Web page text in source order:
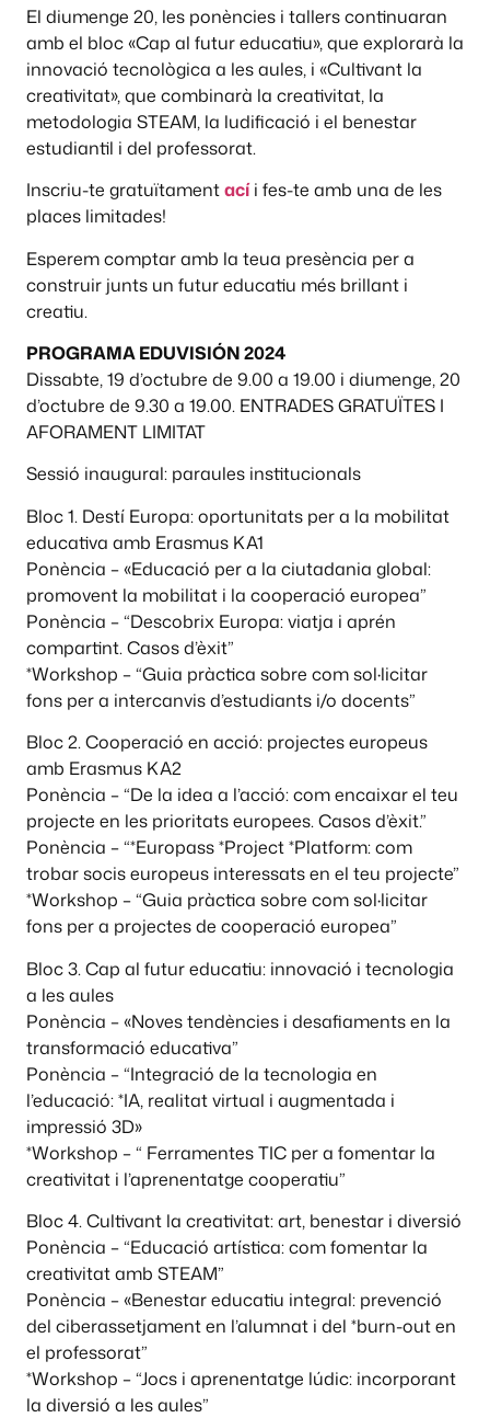
El diumenge 20, les ponències i tallers continuaran
amb el bloc «Cap al futur educatiu», que explorarà la
innovació tecnològica a les aules, i «Cultivant la
creativitat», que combinarà la creativitat, la
metodologia STEAM, la ludificació i el benestar
estudiantil i del professorat.
Inscriu-te gratuïtamentacíi fes-te amb una de les
places limitades!
Esperem comptar amb la teua presència per a
construir junts un futur educatiu més brillant i
creatiu.
PROGRAMA EDUVISIÓN 2024
Dissabte, 19 d’octubre de 9.00 a 19.00 i diumenge, 20
d’octubre de 9.30 a 19.00. ENTRADES GRATUÏTES I
AFORAMENT LIMITAT
Sessió inaugural: paraules institucionals
Bloc 1. Destí Europa: oportunitats per a la mobilitat
educativa amb Erasmus KA1
Ponència – «Educació per a la ciutadania global:
promovent la mobilitat i la cooperació europea”
Ponència – “Descobrix Europa: viatja i aprén
compartint. Casos d’èxit”
*Workshop – “Guia pràctica sobre com sol·licitar
fons per a intercanvis d’estudiants i/o docents”
Bloc 2. Cooperació en acció: projectes europeus
amb Erasmus KA2
Ponència – “De la idea a l’acció: com encaixar el teu
projecte en les prioritats europees. Casos d’èxit.”
Ponència – “*Europass *Project *Platform: com
trobar socis europeus interessats en el teu projecte”
*Workshop – “Guia pràctica sobre com sol·licitar
fons per a projectes de cooperació europea”
Bloc 3. Cap al futur educatiu: innovació i tecnologia
a les aules
Ponència – «Noves tendències i desafiaments en la
transformació educativa”
Ponència – “Integració de la tecnologia en
l’educació: *IA, realitat virtual i augmentada i
impressió 3D»
*Workshop – “ Ferramentes TIC per a fomentar la
creativitat i l’aprenentatge cooperatiu”
Bloc 4. Cultivant la creativitat: art, benestar i diversió
Ponència – “Educació artística: com fomentar la
creativitat amb STEAM”
Ponència – «Benestar educatiu integral: prevenció
del ciberassetjament en l’alumnat i del *burn-out en
el professorat”
*Workshop – “Jocs i aprenentatge lúdic: incorporant
la diversió a les aules”